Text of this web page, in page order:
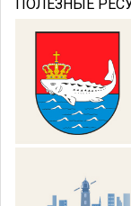
ПОЛЕЗНЫЕ